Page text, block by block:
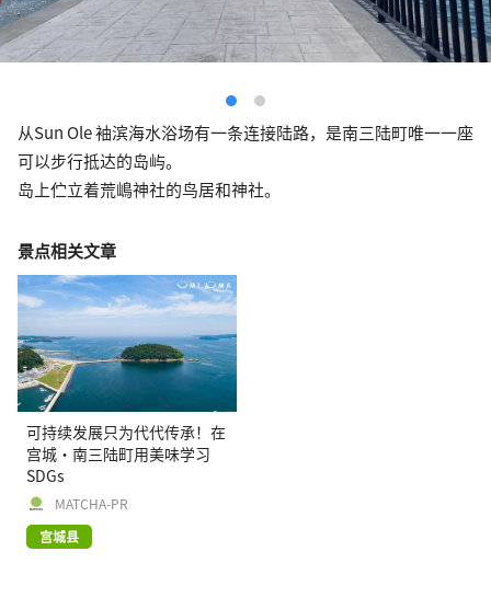
从Sun Ole 袖滨海水浴场有一条连接陆路，是南三陆町唯一一座
可以步行抵达的岛屿。
岛上伫立着荒嶋神社的鸟居和神社。
景点相关文章
可持续发展只为代代传承！在
宫城・南三陆町用美味学习
SDGs
MATCHA-PR
宫城县